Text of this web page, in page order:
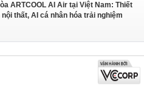
ARTCOOL AI Air tại Việt Nam: Thiết
thất, AI cá nhân hóa trải nghiệm